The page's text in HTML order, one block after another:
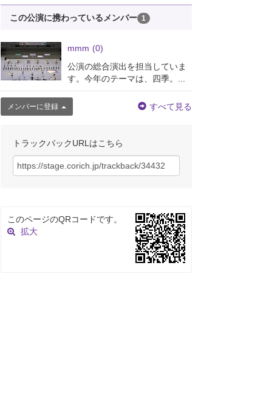
この公演に携わっているメンバー 1
mmm (0)
公演の総合演出を担当していま
す。今年のテーマは、四季。...
メンバーに登録 すべて見る
トラックバックURLはこちら
このページのQRコードです。
拡大